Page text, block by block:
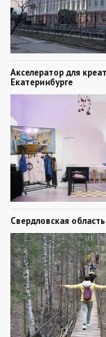
Акселератор для
Екатеринбурге
Свердловская